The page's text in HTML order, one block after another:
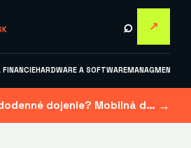
⌕ ↗
HARDWARE A SOFTWAREMANAGMENT A
Ako si uľahčiť každodenné dojenie? Mobilná dojačka šetrí čas aj námahu →